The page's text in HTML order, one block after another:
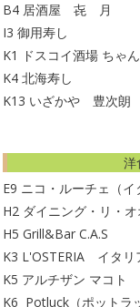
B4 居酒屋 㐂 月
I3 御用寿し
K1
ドスコイ酒場 ちゃ
K4 北海寿し
K13 いざかや 豊次朗
洋
E9 ニコ・ルーチェ（イ
H2 ダイニング・リ・オ
H5 Grill&Bar C.A.S
K3 L'OSTERIA イタリ
K5 アルチザン マコト
K6 Potluck（ポットラ